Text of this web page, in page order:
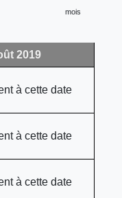
mois
2019
à cette date
à cette date
à cette date